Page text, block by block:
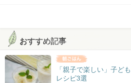
おすすめ記事
「親子で楽しい」子ど
レシピ3選